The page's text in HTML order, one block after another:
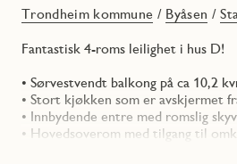
Trondheim kommune / Byåsen /
Fantastisk 4-roms leilighet i hus D!
• Sørvestvendt balkong på ca 10,2
• Stort kjøkken som er avskjermet
• Innbydende entre med romslig
• Hovedsoverom med tilgang til